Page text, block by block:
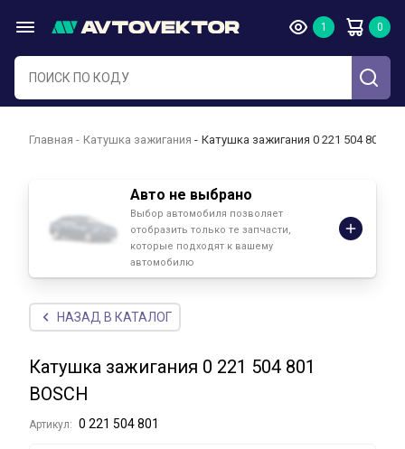
Главная Катушка зажигания Катушка зажигания 0 221 504 801
Авто не выбрано
Выбор автомобиля позволяет
отобразить только те запчасти,
которые подходят к вашему
автомобилю
НАЗАД В КАТАЛОГ
Катушка зажигания 0 221 504 801
BOSCH
Артикул: 0 221 504 801